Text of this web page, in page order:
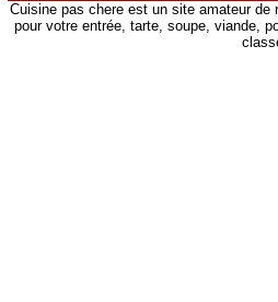
Cuisine pas chere est un site amateur
pour votre entrée, tarte, soupe, viande,